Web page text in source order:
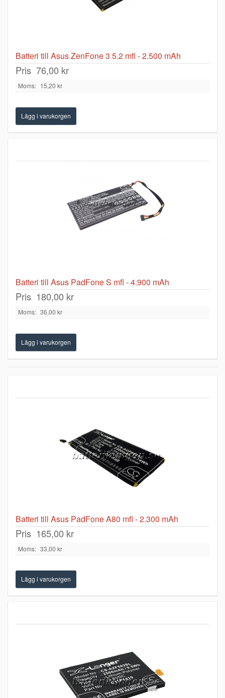
Batteri till Asus ZenFone 3 5.2 mfl - 2.500 mAh
Pris 76,00 kr
Moms: 15,20 kr
Batteri till Asus PadFone S mfl - 4.900 mAh
Pris 180,00 kr
Moms: 36,00 kr
Batteri till Asus PadFone A80 mfl - 2.300 mAh
Pris 165,00 kr
Moms: 33,00 kr